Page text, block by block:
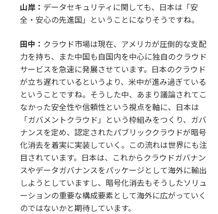
山岸： データセキュリティに関しても、日本は「安
全・安心の先進国」ということになりそうですね。
田中： クラウド市場は現在、アメリカが圧倒的な支配
力を持ち、また中国も自国内を中心に独自のクラウド
サービスを急速に発展させています。日本のクラウド
が立ち遅れているというより、米中が進み過ぎている
ということですね。そうした中、あまり議論されてこ
なかった安全性や信頼性という視点を軸に、日本は
「ガバメントクラウド」という枠組みをつくり、ガバ
ナンスを定め、認定されたパブリッククラウドが暗号
化消去を着実に実装していく。この流れは世界にも注
目されています。日本は、これからクラウドガバナン
スやデータガバナンスをパッケージとして海外に輸出
しようとしていますし、暗号化消去もそうしたソリュ
ーションの重要な構成要素として海外に広がっていく
のではないかと期待しています。